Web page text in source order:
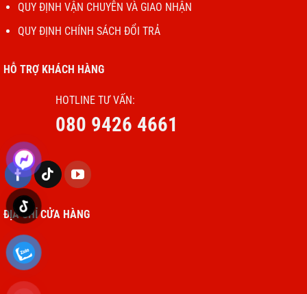
QUY ĐỊNH VẬN CHUYỄN VÀ GIAO NHẬN
QUY ĐỊNH CHÍNH SÁCH ĐỔI TRẢ
HỖ TRỢ KHÁCH HÀNG
HOTLINE TƯ VẤN:
080 9426 4661
ĐỊA CHỈ CỬA HÀNG